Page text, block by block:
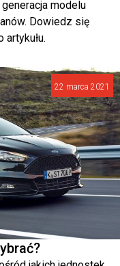
modelu
Dowiedz się
22 marca 2021